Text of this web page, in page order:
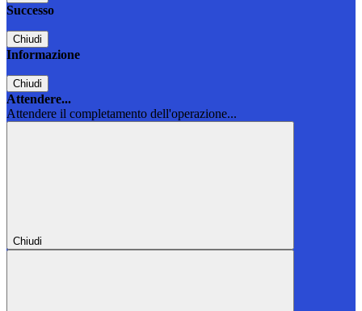
Successo
Chiudi
Informazione
Chiudi
Attendere...
Attendere il completamento dell'operazione...
Chiudi